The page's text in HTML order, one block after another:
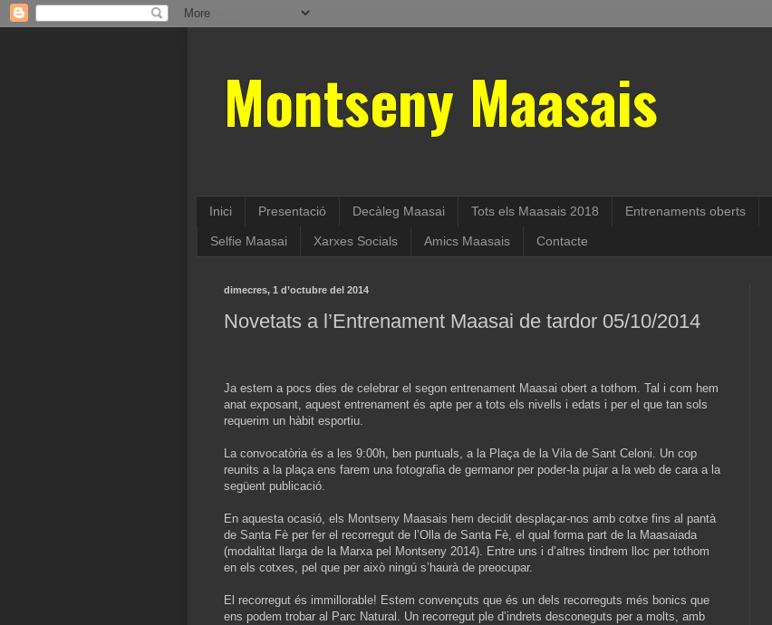
Montseny Maasais
Inici Presentació Decàleg Maasai Tots els Maasais 2018 Entrenaments oberts
Selfie Maasai Xarxes Socials Amics Maasais Contacte
dimecres, 1 d’octubre del 2014
Novetats a l’Entrenament Maasai de tardor 05/10/2014
Ja estem a pocs dies de celebrar el segon entrenament Maasai obert a tothom. Tal i com hem
anat exposant, aquest entrenament és apte per a tots els nivells i edats i per el que tan sols
requerim un hàbit esportiu.
La convocatòria és a les 9:00h, ben puntuals, a la Plaça de la Vila de Sant Celoni. Un cop
reunits a la plaça ens farem una fotografia de germanor per poder-la pujar a la web de cara a la
següent publicació.
En aquesta ocasió, els Montseny Maasais hem decidit desplaçar-nos amb cotxe fins al pantà
de Santa Fè per fer el recorregut de l’Olla de Santa Fè, el qual forma part de la Maasaiada
(modalitat llarga de la Marxa pel Montseny 2014). Entre uns i d’altres tindrem lloc per tothom
en els cotxes, pel que per això ningú s’haurà de preocupar.
El recorregut és immillorable! Estem convençuts que és un dels recorreguts més bonics que
ens podem trobar al Parc Natural. Un recorregut ple d’indrets desconeguts per a molts, amb